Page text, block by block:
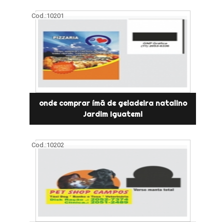
Cod.:10201
onde comprar ímã de geladeira natalino
Jardim Iguatemi
Cod.:10202